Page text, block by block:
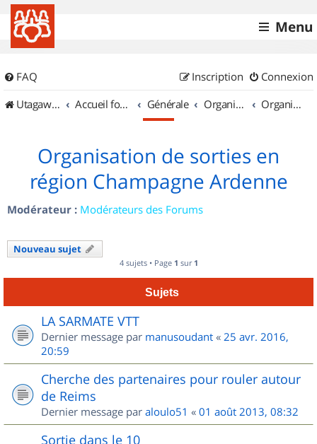
Menu
FAQ Connexion
Inscription
UtagawaVTT (Randos VTT et VTTAE avec traces GPS)
Accueil forum Générale Organisation de sorties & Recherche de partenaires Organisation de sorties en région Champagne Ardenne
Organisation de sorties en
région Champagne Ardenne
Modérateur : Modérateurs des Forums
Nouveau sujet
4 sujets • Page 1 sur 1
Sujets
LA SARMATE VTT
Dernier message par manusoudant « 25 avr. 2016,
20:59
Cherche des partenaires pour rouler autour
de Reims
Dernier message par aloulo51 « 01 août 2013, 08:32
Sortie dans le 10